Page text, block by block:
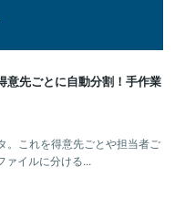
意先ごとに自動分割！手作業
。これを得意先ごとや担当者ご
ァイルに分ける...